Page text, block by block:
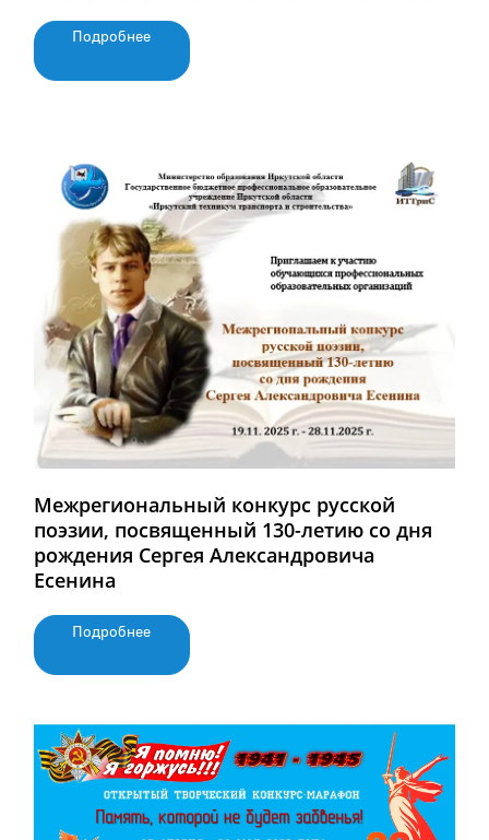
Подробнее
Межрегиональный конкурс русской
поэзии, посвященный 130-летию со дня
рождения Сергея Александровича
Есенина
Подробнее